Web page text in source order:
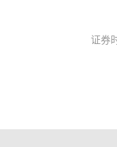
证券